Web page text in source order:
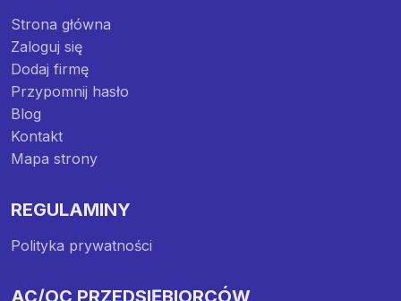
Strona główna
Zaloguj się
Dodaj firmę
Przypomnij hasło
Blog
Kontakt
Mapa strony
REGULAMINY
Polityka prywatności
AC/OC PRZEDSIĘBIORCÓW